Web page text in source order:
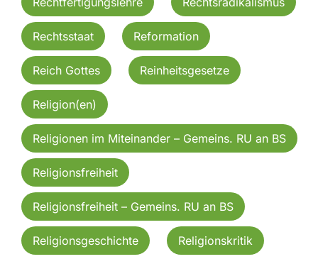
Rechtsstaat Reformation
Reich Gottes Reinheitsgesetze
Religion(en)
Religionen im Miteinander – Gemeins. RU an BS
Religionsfreiheit
Religionsfreiheit – Gemeins. RU an BS
Religionsgeschichte Religionskritik